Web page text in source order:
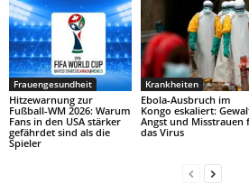
Frauengesundheit
Hitzewarnung zur
Fußball-WM 2026: Warum
Fans in den USA stärker
gefährdet sind als die
Spieler
Krankheiten
Ebola-Ausbruch im
Kongo eskaliert:
Angst und Misstrauen
das Virus